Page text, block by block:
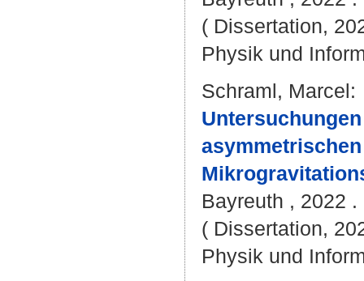
( Dissertation,
Physik und
Schraml, Marcel:
Bayreuth , 2022
( Dissertation,
Physik und